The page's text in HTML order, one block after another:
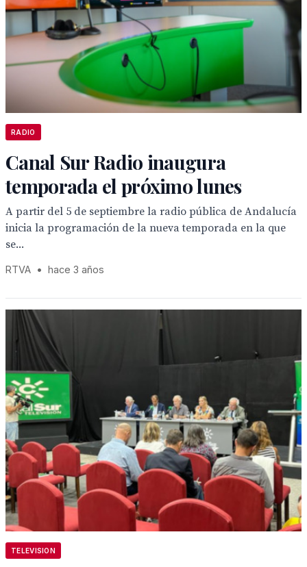
RADIO
Canal Sur Radio inaugura
temporada el próximo lunes
A partir del 5 de septiembre la radio pública de Andalucía
inicia la programación de la nueva temporada en la que
se...
RTVA • hace 3 años
TELEVISION